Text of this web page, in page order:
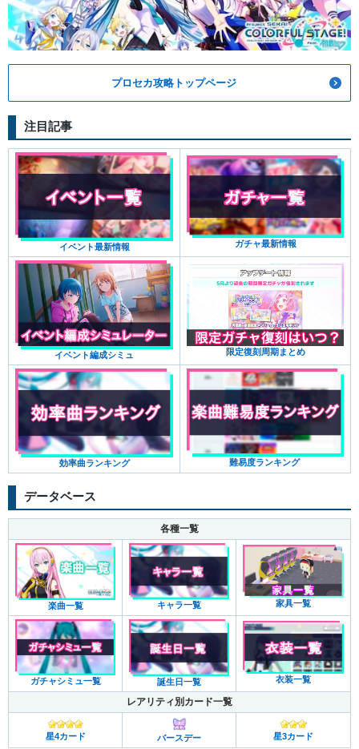
プロセカ攻略トップページ
注目記事
イベント最新情報 ガチャ最新情報
イベント編成シミュ 限定復刻周期まとめ
効率曲ランキング 難易度ランキング
データベース
各種一覧
楽曲一覧 キャラ一覧 家具一覧
ガチャシミュ一覧 誕生日一覧 衣装一覧
レアリティ別カード一覧
星4カード バースデー 星3カード